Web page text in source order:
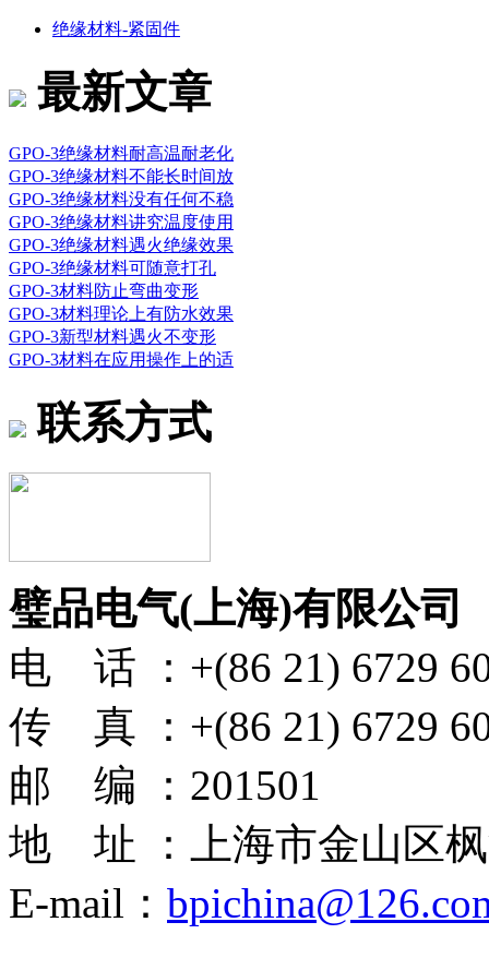
绝缘材料-紧固件
最新文章
GPO-3绝缘材料耐高温耐老化
GPO-3绝缘材料不能长时间放
GPO-3绝缘材料没有任何不稳
GPO-3绝缘材料讲究温度使用
GPO-3绝缘材料遇火绝缘效果
GPO-3绝缘材料可随意打孔
GPO-3材料防止弯曲变形
GPO-3材料理论上有防水效果
GPO-3新型材料遇火不变形
GPO-3材料在应用操作上的适
联系方式
璧品电气(上海)有限公司
电 话 ：+(86 21) 6729
传 真 ：+(86 21) 6729
邮 编 ：201501
地 址 ：上海市金山区
E-mail：